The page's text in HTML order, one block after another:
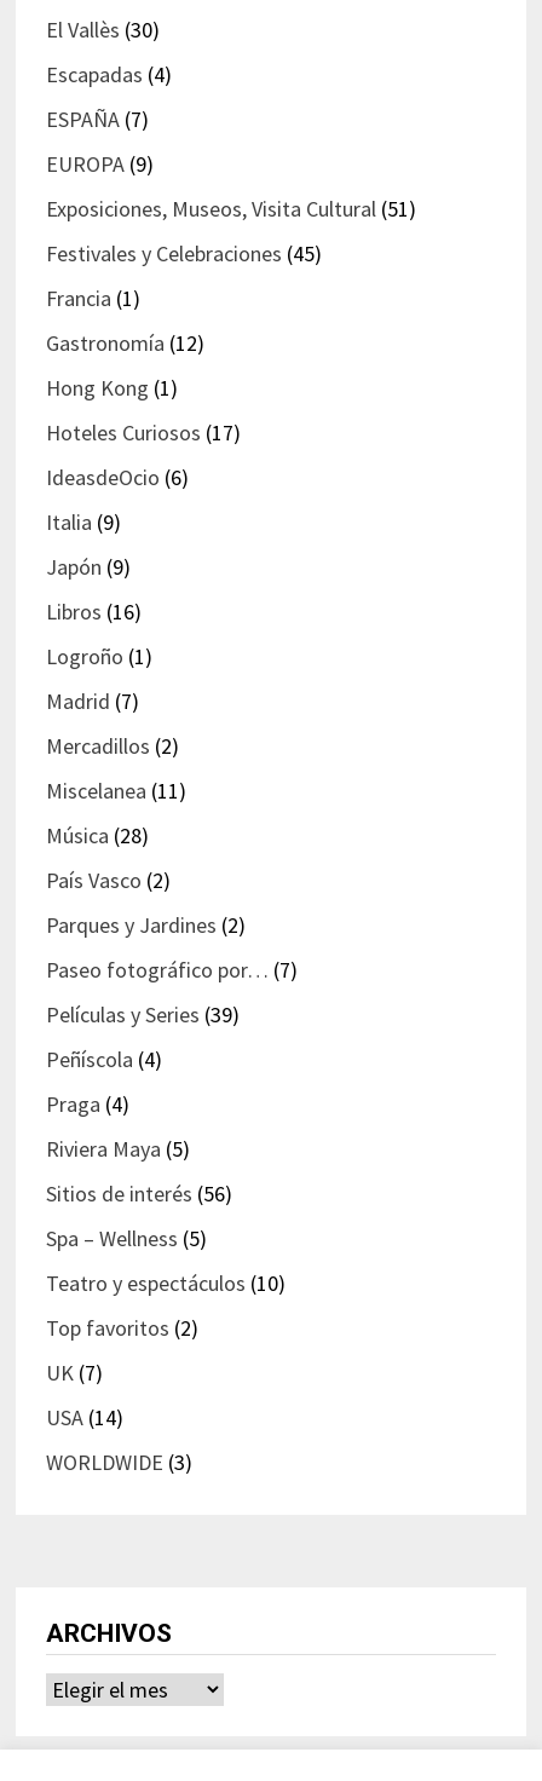
El Vallès (30)
Escapadas (4)
ESPAÑA(7)
EUROPA(9)
Exposiciones, Museos, Visita Cultural(51)
Festivales y Celebraciones (45)
Francia (1)
Gastronomía (12)
Hong Kong (1)
Hoteles Curiosos (17)
IdeasdeOcio (6)
Italia (9)
Japón (9)
Libros (16)
Logroño (1)
Madrid (7)
Mercadillos (2)
Miscelanea (11)
Música (28)
País Vasco (2)
Parques y Jardines (2)
Paseo fotográfico por… (7)
Películas y Series (39)
Peñíscola (4)
Praga (4)
Riviera Maya (5)
Sitios de interés (56)
Spa – Wellness (5)
Teatro y espectáculos (10)
Top favoritos (2)
UK(7)
USA(14)
WORLDWIDE (3)
ARCHIVOS
Archivos